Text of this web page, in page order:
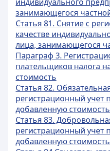
занимающегося
Статья 81. Снятие с
качестве
лица, занимающегося
Параграф 3.
плательщиков налога
стоимость
Статья 82.
регистрационный учет
добавленную стоимость
Статья 83.
регистрационный учет
добавленную стоимость